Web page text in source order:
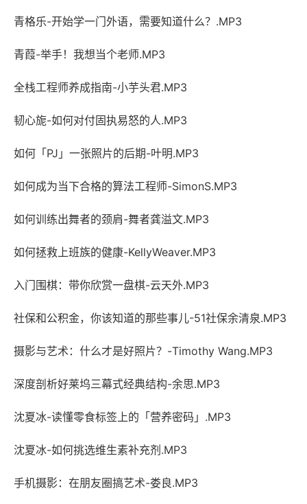
青格乐-开始学一门外语，需要知道什么？.MP3
青葭-举手！我想当个老师.MP3
全栈工程师养成指南-小芋头君.MP3
韧心旎-如何对付固执易怒的人.MP3
如何「PJ」一张照片的后期-叶明.MP3
如何成为当下合格的算法工程师-SimonS.MP3
如何训练出舞者的颈肩-舞者龚溢文.MP3
如何拯救上班族的健康-KellyWeaver.MP3
入门围棋：带你欣赏一盘棋-云天外.MP3
社保和公积金，你该知道的那些事儿-51社保余清泉.MP3
摄影与艺术：什么才是好照片？-Timothy Wang.MP3
深度剖析好莱坞三幕式经典结构-余思.MP3
沈夏冰-读懂零食标签上的「营养密码」.MP3
沈夏冰-如何挑选维生素补充剂.MP3
手机摄影：在朋友圈搞艺术-娄良.MP3